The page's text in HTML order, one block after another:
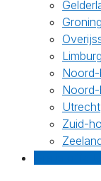
Limburg
Utrecht
Zuid-